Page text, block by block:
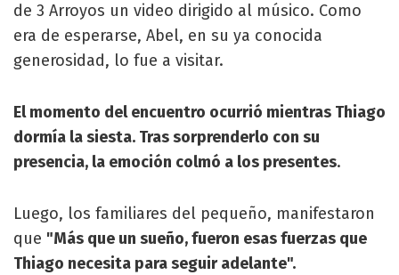
de 3 Arroyos un video dirigido al músico. Como
era de esperarse, Abel, en su ya conocida
generosidad, lo fue a visitar.
El momento del encuentro ocurrió mientras Thiago
dormía la siesta. Tras sorprenderlo con su
presencia, la emoción colmó a los presentes.
Luego, los familiares del pequeño, manifestaron
que "Más que un sueño, fueron esas fuerzas que
Thiago necesita para seguir adelante".